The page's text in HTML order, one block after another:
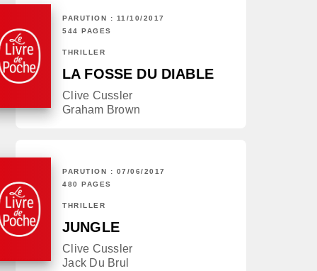
PARUTION : 11/10/2017
544 PAGES
THRILLER
LA FOSSE DU DIABLE
Clive Cussler
Graham Brown
PARUTION : 07/06/2017
480 PAGES
THRILLER
JUNGLE
Clive Cussler
Jack Du Brul